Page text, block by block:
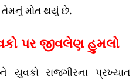
તેમનું મોત થયું છે.
પર જીવલેણ હુમલો
યુવકો રાજગીરના પ્રખ્યાત